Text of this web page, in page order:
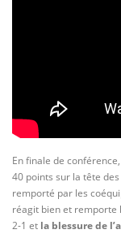
En finale de
40 points sur la tête
remporté par les
réagit bien et remporte
2-1 et la blessure de